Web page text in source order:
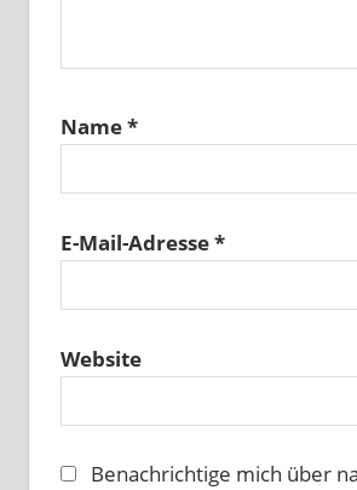
Name*
E-Mail-Adresse*
Website
Benachrichtige mich über